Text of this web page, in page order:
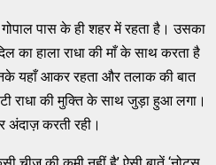
पास के ही शहर में रहता है। उसका
हाला राधा की माँ के साथ करता है
यहाँ आकर रहता और तलाक की बात
राधा की मुक्ति के साथ जुड़ा हुआ लगा।
अंदाज़ करती रही।